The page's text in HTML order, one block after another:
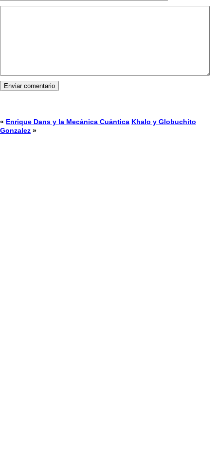
« Enrique Dans y la Mecánica Cuántica Khalo y Globuchito
Gonzalez »